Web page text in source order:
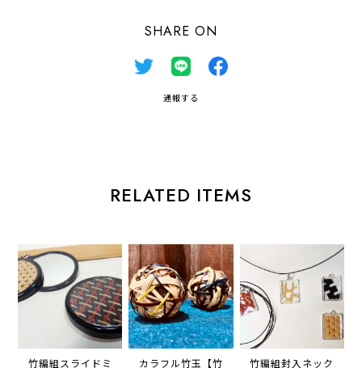
SHARE ON
通報する
RELATED ITEMS
竹編組スライドミ
カラフル竹玉【竹
竹編組封入ネック